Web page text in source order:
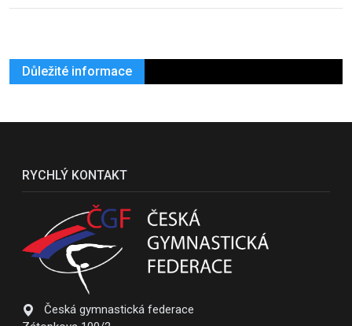
Důležité informace
RYCHLÝ KONTAKT
Česká gymnastická federace